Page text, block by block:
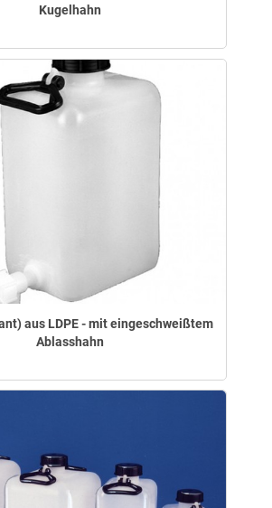
Kugelhahn
aus LDPE - mit eingeschweißtem
Ablasshahn